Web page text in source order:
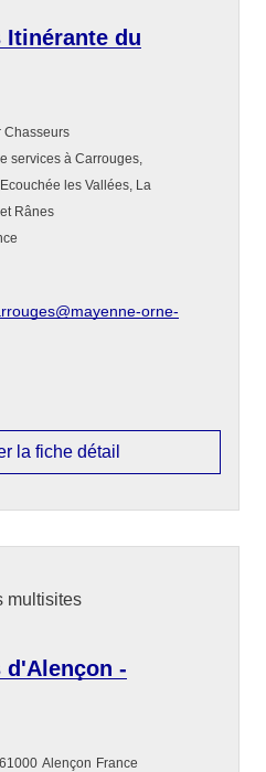
Itinérante du
Chasseurs
services à Carrouges,
les Vallées, La
Rânes
orne-
la fiche détail
d'Alençon -
61000 Alençon France
multisites